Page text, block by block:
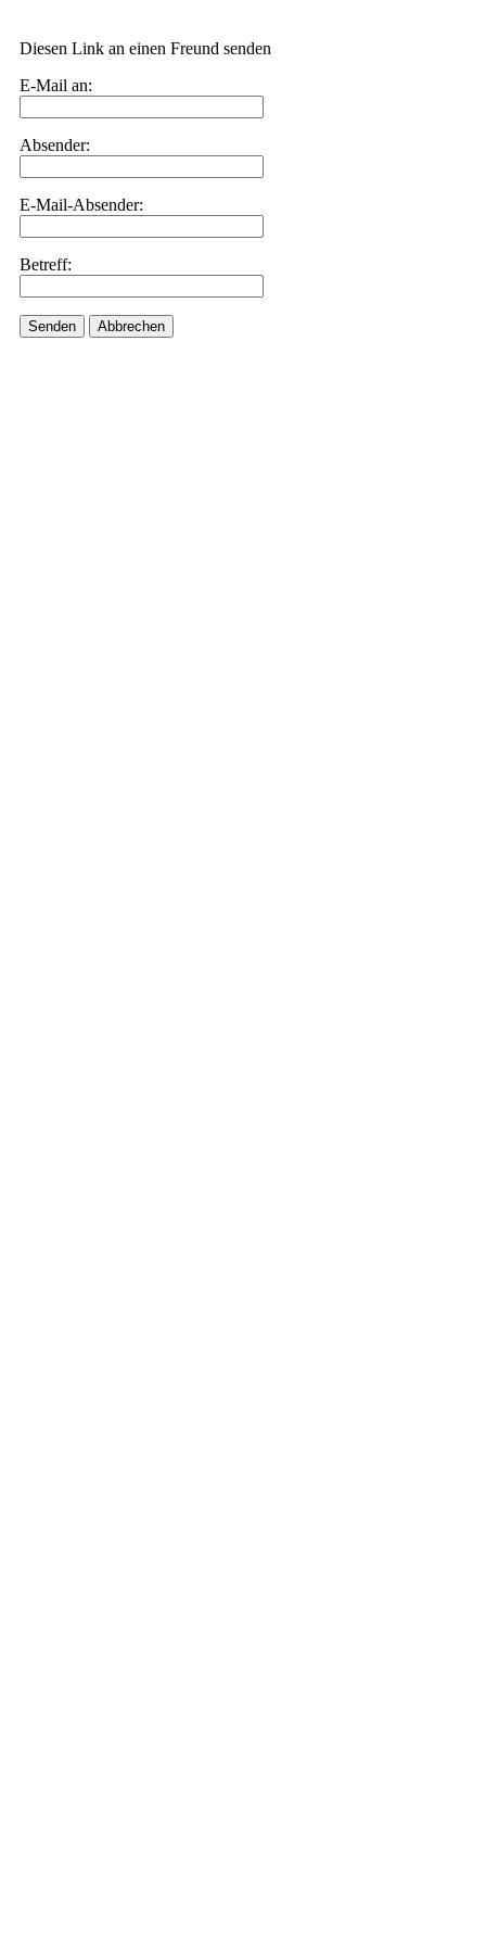
Diesen Link an einen Freund senden
E-Mail an:
Absender:
E-Mail-Absender:
Betreff:
Senden Abbrechen